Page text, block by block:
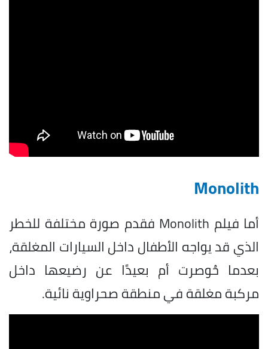
Monolith
أما فيلم Monolith فقدم صورة مختلفة للخطر
الذي قد يواجه الأطفال داخل السيارات المغلقة،
بعدما حُوصرت أم بعيدًا عن رضيعها داخل
مركبة مغلقة في منطقة صحراوية نائية.